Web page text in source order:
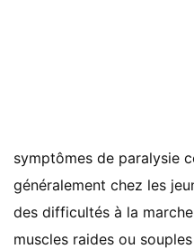
symptômes de paralysie
généralement chez les
des difficultés à la
muscles raides ou